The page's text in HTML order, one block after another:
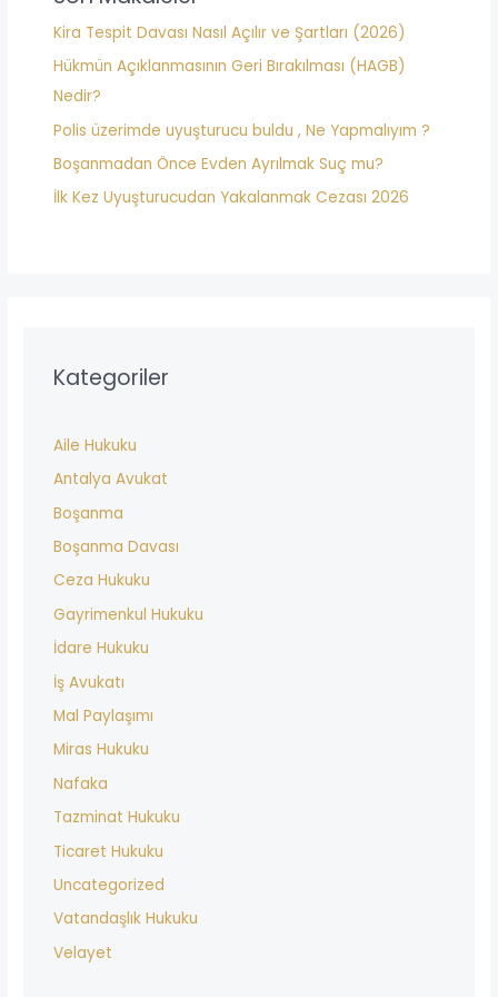
Kira Tespit Davası Nasıl Açılır ve Şartları (2026)
Hükmün Açıklanmasının Geri Bırakılması (HAGB)
Nedir?
Polis üzerimde uyuşturucu buldu , Ne Yapmalıyım ?
Boşanmadan Önce Evden Ayrılmak Suç mu?
İlk Kez Uyuşturucudan Yakalanmak Cezası 2026
Kategoriler
Aile Hukuku
Antalya Avukat
Boşanma
Boşanma Davası
Ceza Hukuku
Gayrimenkul Hukuku
İdare Hukuku
İş Avukatı
Mal Paylaşımı
Miras Hukuku
Nafaka
Tazminat Hukuku
Ticaret Hukuku
Uncategorized
Vatandaşlık Hukuku
Velayet